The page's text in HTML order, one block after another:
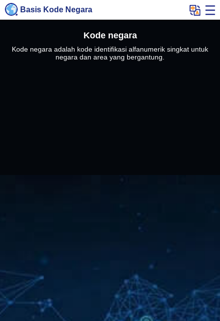
Basis Kode Negara
Kode negara
Kode negara adalah kode identifikasi alfanumerik singkat untuk
negara dan area yang bergantung.